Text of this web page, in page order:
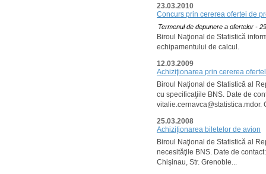
23.03.2010
Concurs prin cererea ofertei de
Termenul de depunere a ofertelor -
Biroul Naţional de Statistică
echipamentului de calcul.
12.03.2009
Achiziţionarea prin cererea
Biroul Naţional de Statistică al
cu specificaţiile BNS. Date de
vitalie.cernavca@statistica.mdor.
25.03.2008
Achiziţionarea biletelor de avion
Biroul Naţional de Statistică al
necesităţile BNS. Date de
Chişinau, Str. Grenoble...